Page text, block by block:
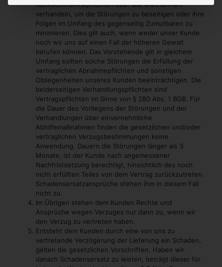
Rücksichtnahmepflichten über alle Maßnahmen
verhandeln, um die Störungen zu beseitigen oder ihre
Folgen im Umfang des gegenseitig Zumutbaren zu
minimieren. Dies gilt auch, wenn weder unser Kunde
noch wir uns auf einen Fall der höheren Gewalt
berufen können. Das Vorstehende gilt in gleichem
Umfang sollten solche Störungen die Erfüllung der
vertraglichen Abnahmepflichten und sonstigen
Obliegenheiten unseres Kunden beeinträchtigen. Die
beiderseitigen Verhandlungspflichten sind
Vertragspflichten im Sinne von § 280 Abs. 1 BGB. Für
die Dauer des Vorliegens der Störungen und der
Verhandlungen über einvernehmliche
Abhilfemaßnahmen finden die gesetzlichen und/oder
vertraglichen Verzugsbestimmungen keine
Anwendung. Dauern die Störungen länger als 3
Monate, ist der Kunde nach angemessener
Nachfristsetzung berechtigt, hinsichtlich des noch
nicht erfüllten Teiles von dem Vertrag zurückzutreten.
Schadensersatzansprüche stehen ihm in diesem Fall
nicht zu.
Im Übrigen stehen dem Kunden Rechte und
Ansprüche wegen Verzuges nur dann zu, wenn wir
den Verzug zu vertreten haben.
Entsteht dem Kunden durch eine von uns zu
vertretende Verzögerung der Lieferung ein Schaden,
gelten die gesetzlichen Vorschriften. Haben wir
danach Schadensersatz zu leisten, beträgt dieser für